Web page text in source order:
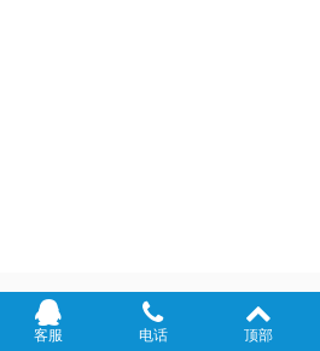
客服 电话 顶部